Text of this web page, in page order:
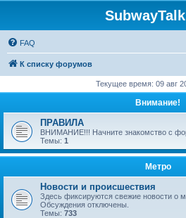
FAQ
К списку форумов
Текущее время: 09 авг
Внимание!
ПРАВИЛА
ВНИМАНИЕ!!! Начните знакомство с
Темы: 1
Метро
Новости и происшествия
Здесь фиксируются свежие новости о
Обсуждения отключены.
Темы: 733